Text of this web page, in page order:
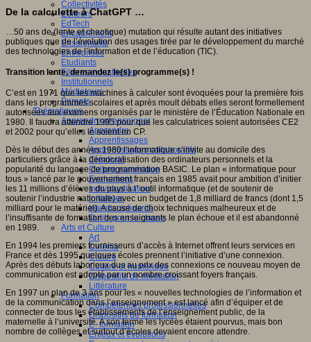
Collectivités
Editeurs
EdTech
Encadrement
Enseignants
Entreprises
Etudiants
Filières industrielles
Institutionnels
Médiateurs
Parents
Thématiques
Apprendre et enseigner
Apprendre
Apprentissages
Apprentissages collaboratifs
Créativité
Culture numérique
Evaluations
Individualisation
Initiatives
Interdisciplinarité
Outils pour la classe
Arts et Culture
Art
Cinéma
Culture
Culture et numérique
Dispositifs de médiation
Littérature
Formation
Compétences professionnelles
Dispositifs de formation
E- formation
Enjeux et évolutions
De la calculette à ChatGPT …
…50 ans de (lente et chaotique) mutation qui résulte autant des initiatives
publiques que de l’évolution des usages tirée par le développement du marché
des technologies de l’information et de l’éducation (TIC).
Transition lente, demandez le(s) programme(s) !
C’est en 1971 que les machines à calculer sont évoquées pour la première fois
dans les programmes scolaires et après moult débats elles seront formellement
autorisées aux examens organisés par le ministère de l’Éducation Nationale en
1980. Il faudra attendre 1995 pour que les calculatrices soient autorisées CE2
et 2002 pour qu’elles le soient en CP.
Dès le début des années 1980 l’informatique s’invite au domicile des
particuliers grâce à la démocratisation des ordinateurs personnels et la
popularité du langage de programmation BASIC. Le plan « informatique pour
tous » lancé par le gouvernement français en 1985 avait pour ambition d’initier
les 11 millions d’élèves du pays à l’ outil informatique (et de soutenir de
soutenir l’industrie nationale) avec un budget de 1,8 milliard de francs (dont 1,5
milliard pour le matériel). A cause de choix techniques malheureux et de
l’insuffisante de formation des enseignants le plan échoue et il est abandonné
en 1989.
En 1994 les premiers fournisseurs d’accès à Internet offrent leurs services en
France et dès 1995 quelques écoles prennent l’initiative d’une connexion.
Après des débuts laborieux dus au prix des connexions ce nouveau moyen de
communication est adopté par un nombre croissant foyers français.
En 1997 un plan de 3 ans pour les « nouvelles technologies de l’information et
de la communication dans l’enseignement » est lancé afin d’équiper et de
connecter de tous les établissements de l’enseignement public, de la
maternelle à l’université. A son terme les lycées étaient pourvus, mais bon
nombre de collèges et surtout d’écoles devaient encore attendre.